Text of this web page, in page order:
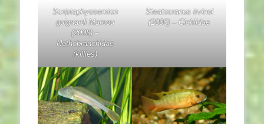
Scriptaphyosemion
guignardi Mamou
(2008) –
Nothobranchidae
(killies)
Steatocranus irvinei
(2006) – Cichlidae